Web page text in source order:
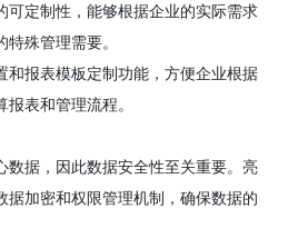
可定制性，能够根据企业的实际需求
殊管理需要。
和报表模板定制功能，方便企业根据
表和管理流程。
数据，因此数据安全性至关重要。亮
据加密和权限管理机制，确保数据的